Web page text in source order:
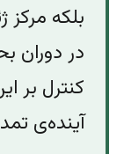
بلکه
در دوران
کنترل بر
آینده‌ی